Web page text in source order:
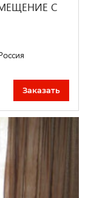
С
Заказать